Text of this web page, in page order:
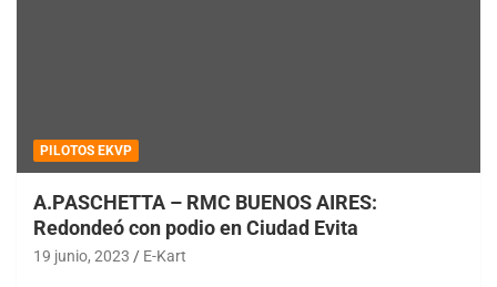
PILOTOS EKVP
A.PASCHETTA – RMC BUENOS AIRES:
Redondeó con podio en Ciudad Evita
19 junio, 2023 E-Kart